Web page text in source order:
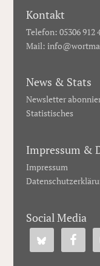
Kontakt
Telefon: 05306 912
Mail:
News & Stats
Newsletter
Statistisches
Impressum &
Impressum
Social Media